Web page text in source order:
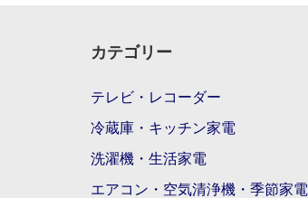
カテゴリー
テレビ・レコーダー
冷蔵庫・キッチン家電
洗濯機・生活家電
エアコン・空気清浄機・季節家電